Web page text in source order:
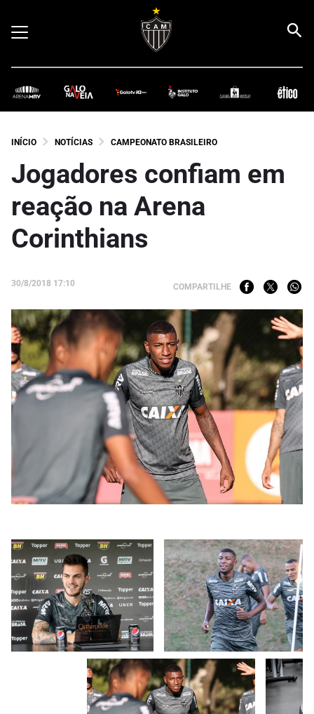
INÍCIO NOTÍCIAS CAMPEONATO BRASILEIRO
Jogadores confiam em
reação na Arena
Corinthians
30/8/2018 17:10 COMPARTILHE